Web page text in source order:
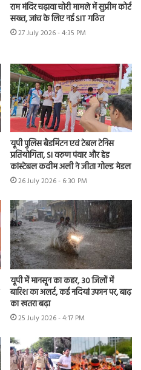
राम मंदिर चढ़ावा चोरी मामले में सुप्रीम कोर्ट
सख्त, जांच के लिए नई SIT गठित
27 July 2026 - 4:35 PM
यूपी पुलिस बैडमिंटन एवं टेबल टेनिस
प्रतियोगिता, SI वरुण पंवार और हेड
कांस्टेबल कदीम अली ने जीता गोल्ड मेडल
26 July 2026 - 6:30 PM
यूपी में मानसून का कहर, 30 जिलों में
बारिश का अलर्ट, कई नदियां उफान पर, बाढ़
का खतरा बढ़ा
25 July 2026 - 4:17 PM